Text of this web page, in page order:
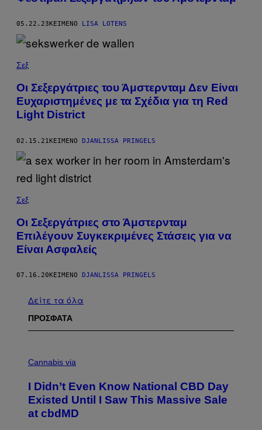
05.22.23 ΚΕΊΜΕΝΟ LISA LOTENS
Σεξ
Οι Σεξεργάτριες του Άμστερνταμ Δεν Είναι
Ευχαριστημένες με τα Σχέδια για τη Red
Light District
02.15.21ΚΕΊΜΕΝΟ DJANLISSA PRINGELS
Σεξ
Οι Σεξεργάτριες στο Άμστερνταμ
Επιλέγουν Συγκεκριμένες Στάσεις για να
Είναι Ασφαλείς
07.16.20 ΚΕΊΜΕΝΟ DJANLISSA PRINGELS
Δείτε τα όλα
ΠΡΟΣΦΑΤΑ
O
E
S
Y
Cannabis via
I Didn’t Even Know National CBD Day
Existed Until I Saw This Massive Sale
at cbdMD